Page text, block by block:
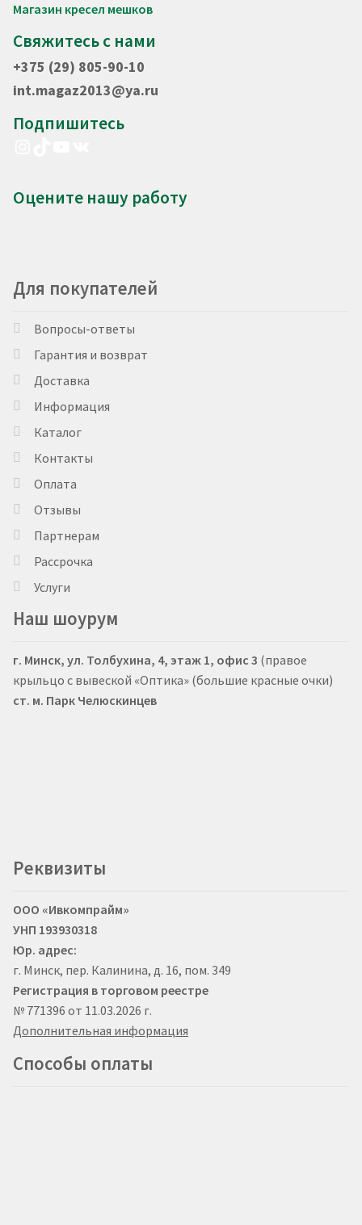
Магазин кресел мешков
Свяжитесь с нами
+375 (29) 805-90-10
int.magaz2013@ya.ru
Подпишитесь
Оцените нашу работу
Для покупателей
Вопросы-ответы
Гарантия и возврат
Доставка
Информация
Каталог
Контакты
Оплата
Отзывы
Партнерам
Рассрочка
Услуги
Наш шоурум
г. Минск, ул. Толбухина, 4, этаж 1, офис 3 (правое
крыльцо с вывеской «Оптика» (большие красные очки)
ст. м. Парк Челюскинцев
Реквизиты
ООО «Ивкомпрайм»
УНП 193930318
Юр. адрес:
г. Минск, пер. Калинина, д. 16, пом. 349
Регистрация в торговом реестре
№ 771396 от 11.03.2026 г.
Дополнительная информация
Способы оплаты